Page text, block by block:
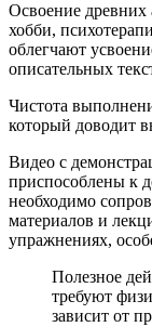
Освоение древних
хобби,
облегчают
описательных
Чистота
который доводит
Видео с
приспособлены к
необходимо
материалов и
упражнениях,
Полезное
требуют
зависит от